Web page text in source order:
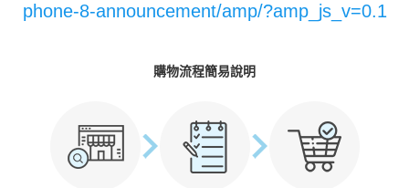
phone-8-announcement/amp/?amp_js_v=0.1
購物流程簡易說明